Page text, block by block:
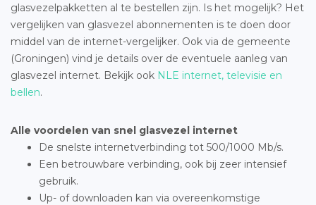
glasvezelpakketten al te bestellen zijn. Is het mogelijk? Het
vergelijken van glasvezel abonnementen is te doen door
middel van de internet-vergelijker. Ook via de gemeente
(Groningen) vind je details over de eventuele aanleg van
glasvezel internet. Bekijk ook NLE internet, televisie en
bellen.
Alle voordelen van snel glasvezel internet
De snelste internetverbinding tot 500/1000 Mb/s.
Een betrouwbare verbinding, ook bij zeer intensief
gebruik.
Up- of downloaden kan via overeenkomstige